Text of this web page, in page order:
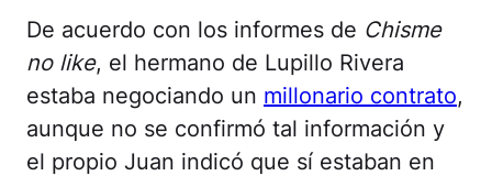
De acuerdo con los informes de Chisme
no like, el hermano de Lupillo Rivera
estaba negociando un millonario contrato,
aunque no se confirmó tal información y
el propio Juan indicó que sí estaban en